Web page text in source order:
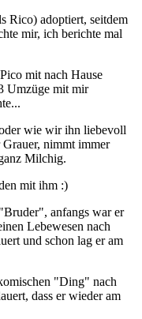
Rico) adoptiert, seitdem
mir, ich berichte mal
mit nach Hause
Umzüge mit mir
wie wir ihn liebevoll
nimmt immer
Milchig.
mit ihm :)
anfangs war er
Lebewesen nach
und schon lag er am
"Ding" nach
dass er wieder am